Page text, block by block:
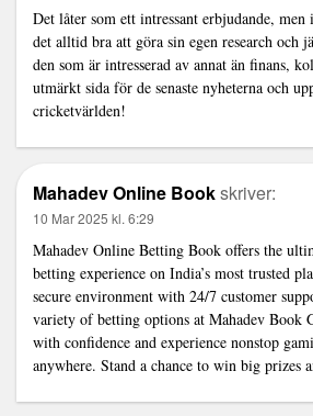
Det låter som ett intressant erbjudande,
det alltid bra att göra sin egen research och
den som är intresserad av annat än finans,
utmärkt sida för de senaste nyheterna och
cricketvärlden!
Mahadev Online Bookskriver:
10 Mar 2025 kl. 6:29
Mahadev Online Betting Book offers the
betting experience on India’s most trusted
secure environment with 24/7 customer
variety of betting options at Mahadev Book
with confidence and experience nonstop
anywhere. Stand a chance to win big prizes